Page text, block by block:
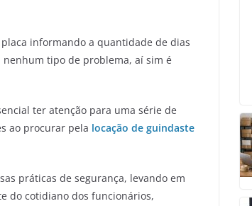
informando a quantidade de dias
tipo de problema, aí sim é
ter atenção para uma série de
ao procurar pela locação de guindaste
práticas de segurança, levando em
do cotidiano dos funcionários,